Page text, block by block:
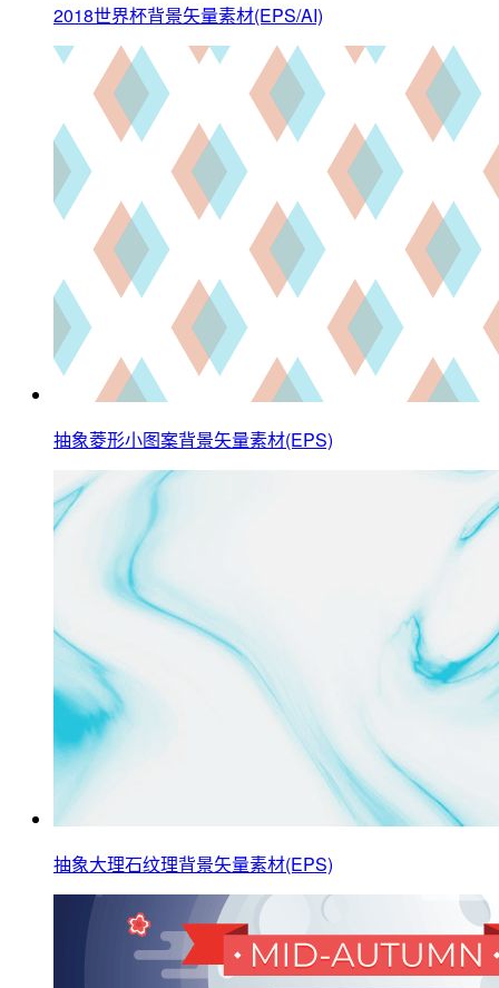
2018世界杯背景矢量素材(EPS/AI)
抽象菱形小图案背景矢量素材(EPS)
抽象大理石纹理背景矢量素材(EPS)